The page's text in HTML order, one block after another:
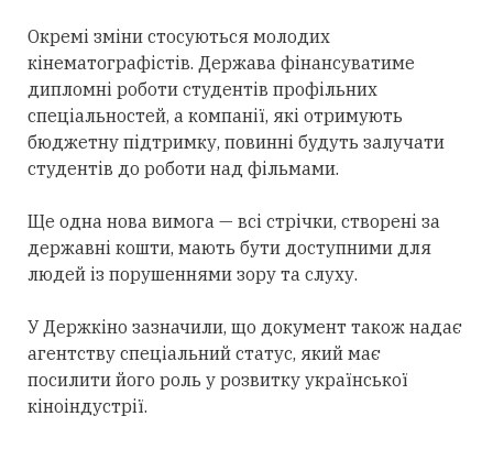
Окремі зміни стосуються молодих
кінематографістів. Держава фінансуватиме
дипломні роботи студентів профільних
спеціальностей, а компанії, які отримують
бюджетну підтримку, повинні будуть залучати
студентів до роботи над фільмами.
Ще одна нова вимога — всі стрічки, створені за
державні кошти, мають бути доступними для
людей із порушеннями зору та слуху.
У Держкіно зазначили, що документ також надає
агентству спеціальний статус, який має
посилити його роль у розвитку української
кіноіндустрії.